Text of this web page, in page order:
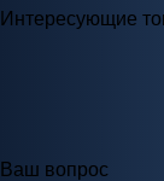
Интересующие
Ваш вопрос